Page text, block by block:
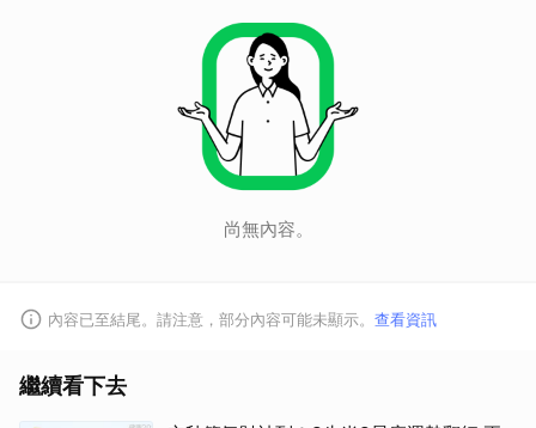
尚無內容。
內容已至結尾。請注意，部分內容可能未顯示。 查看資訊
繼續看下去